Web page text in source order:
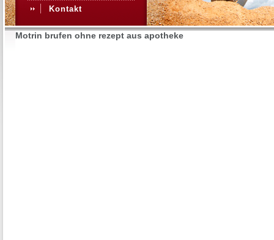
Kontakt
Motrin brufen ohne rezept aus apotheke